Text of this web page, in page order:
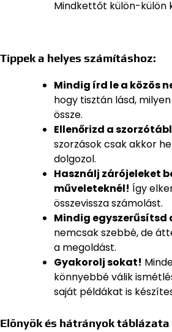
Mindkettőt külön-külön
Tippek a helyes számításhoz:
Mindig írd le a közös
hogy tisztán lásd,
össze.
Ellenőrizd a
szorzások csak akkor
dolgozol.
Használj zárójeleket
műveleteknél! Így
összevissza számolást.
Mindig egyszerűsítsd
nemcsak szebbé, de
a megoldást.
Gyakorolj sokat!
könnyebbé válik
saját példákat is
Előnyök és hátrányok